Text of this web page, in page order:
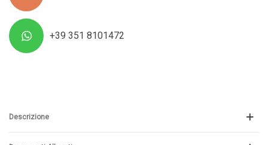
+39 351 8101472
Descrizione